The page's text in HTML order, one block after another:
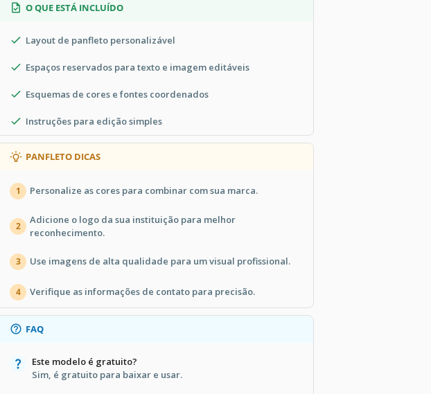
O QUE ESTÁ INCLUÍDO
Layout de panfleto personalizável
Espaços reservados para texto e imagem editáveis
Esquemas de cores e fontes coordenados
Instruções para edição simples
PANFLETO DICAS
1 Personalize as cores para combinar com sua marca.
2
Adicione o logo da sua instituição para melhor
reconhecimento.
3 Use imagens de alta qualidade para um visual profissional.
4 Verifique as informações de contato para precisão.
FAQ
Este modelo é gratuito?
Sim, é gratuito para baixar e usar.